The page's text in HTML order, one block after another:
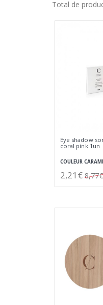
Total de
Eye shadow
coral pink 1un
COULEUR
2,21€ 8,77€